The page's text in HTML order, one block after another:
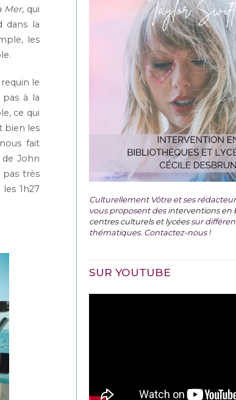
Mer, qui
dans la
les
le
à la
ce qui
bien les
fait
John
pas très
1h27
Culturellement Vôtre et ses
vous proposent desinterventions en
centres culturels et lycéessur
thématiques. Contactez-nous !
SUR YOUTUBE